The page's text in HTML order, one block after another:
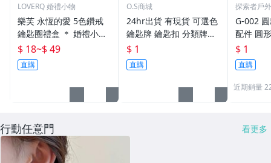
LOVERQ 婚禮小物
樂芙 永恆的愛 5色鑽戒
鑰匙圈禮盒 ＊ 婚禮小物
二次進場 工商禮贈品 戒
指鑰匙圈 鑽石鑰匙扣 大
鑽戒 送客禮 活動贈品
$ 18~$ 49
直購
O.S商城
24hr出貨 有現貨 可選色
鑰匙牌 鑰匙扣 分類牌鎖
匙 分類牌 塑膠鑰匙牌 鑰
匙扣 號碼牌 分類牌 標記
鑰匙吊牌 掛牌
$ 1
直購
探索者戶
G-002
配件 圓
鑰匙圈
單個鑰
$ 1
直購
近期銷量
行動任意門 看更多